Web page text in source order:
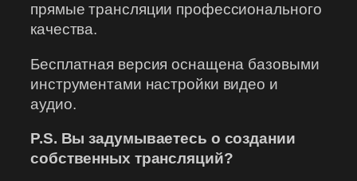
прямые трансляции профессионального
качества.
Бесплатная версия оснащена базовыми
инструментами настройки видео и
аудио.
P.S. Вы задумываетесь о создании
собственных трансляций?